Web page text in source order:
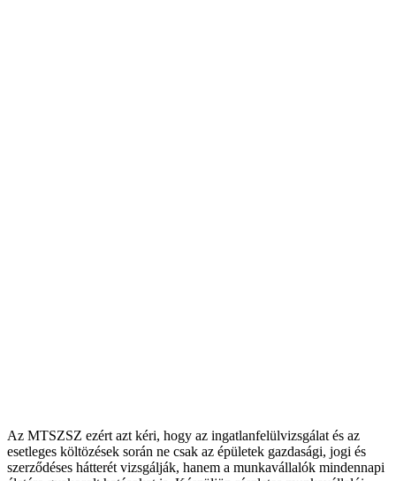
Az MTSZSZ ezért azt kéri, hogy az ingatlanfelülvizsgálat és az
esetleges költözések során ne csak az épületek gazdasági, jogi és
szerződéses hátterét vizsgálják, hanem a munkavállalók mindennapi